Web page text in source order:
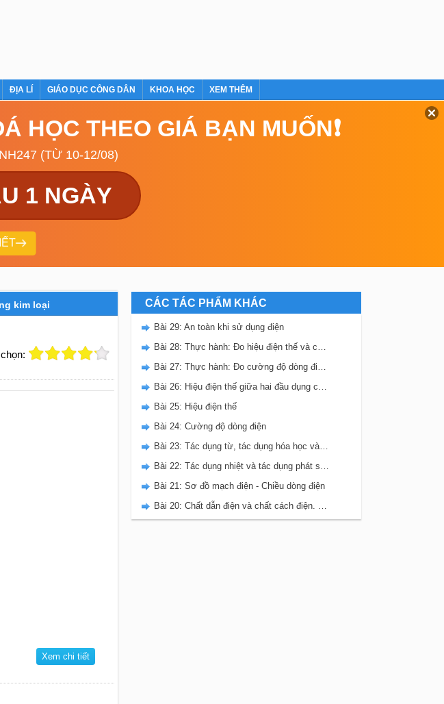
ĐỊA LÍ GIÁO DỤC CÔNG DÂN KHOA HỌC XEM THÊM
HỌC THEO GIÁ BẠN MUỐN❗
(TỪ 10-12/08)
1 NGÀY
kim loại
Xem chi tiết
CÁC TÁC PHẨM KHÁC
Bài 29: An toàn khi sử dụng điện
Bài 28: Thực hành: Đo hiệu điện thế và cường độ dòng điện đối với mạch điện song song
Bài 27: Thực hành: Đo cường độ dòng điện và hiệu điện thế đối với đoạn mạch nối tiếp
Bài 26: Hiệu điện thế giữa hai đầu dụng cụ dùng điện
Bài 25: Hiệu điện thế
Bài 24: Cường độ dòng điện
Bài 23: Tác dụng từ, tác dụng hóa học và tác dụng sinh lí của dòng điện
Bài 22: Tác dụng nhiệt và tác dụng phát sáng của dòng điện
Bài 21: Sơ đồ mạch điện - Chiều dòng điện
Bài 20: Chất dẫn điện và chất cách điện. Dòng điện trong kim loại